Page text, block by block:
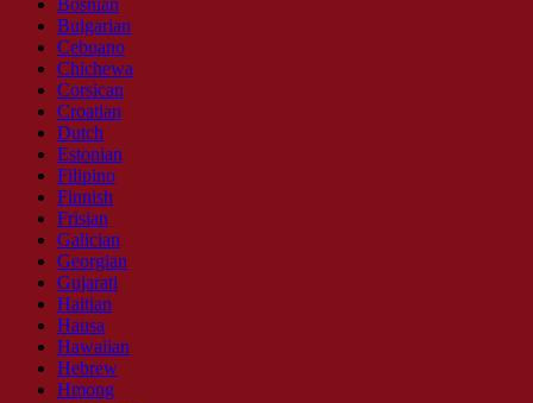
Bosnian
Bulgarian
Cebuano
Chichewa
Corsican
Croatian
Dutch
Estonian
Filipino
Finnish
Frisian
Galician
Georgian
Gujarati
Haitian
Hausa
Hawaiian
Hebrew
Hmong